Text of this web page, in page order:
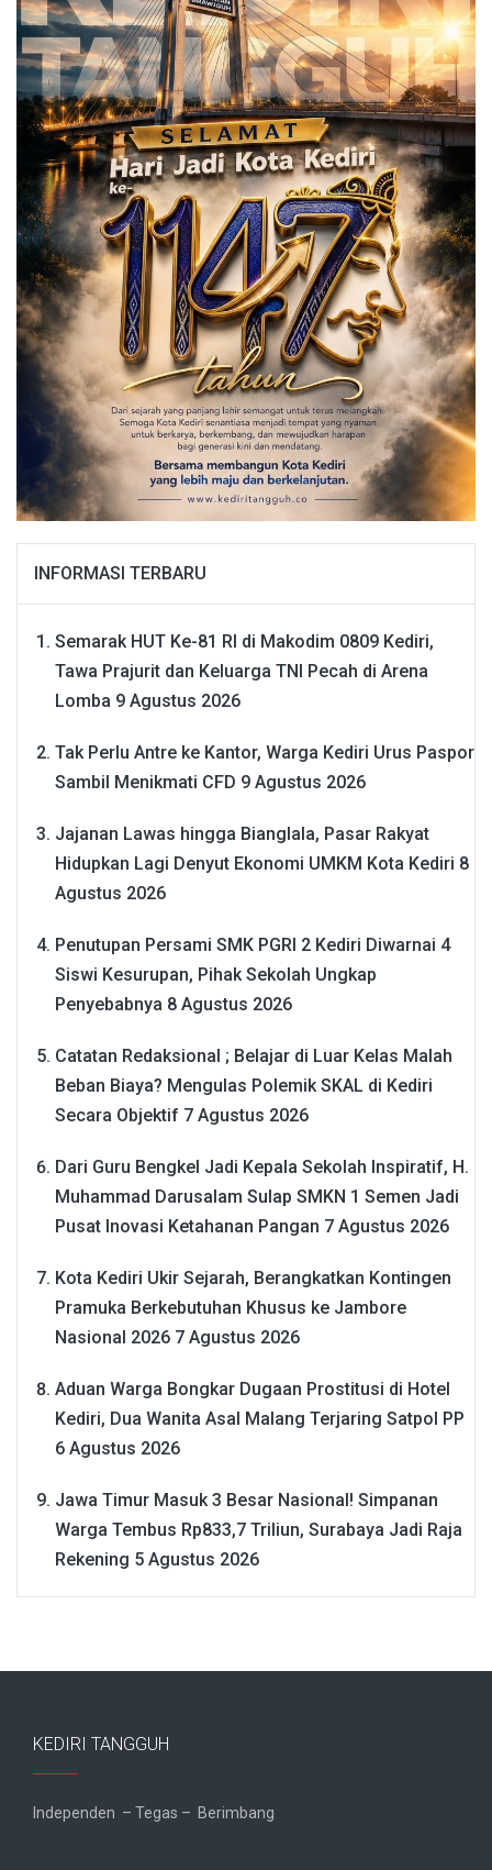
INFORMASI TERBARU
Semarak HUT Ke-81 RI di Makodim 0809 Kediri,
Tawa Prajurit dan Keluarga TNI Pecah di Arena
Lomba 9 Agustus 2026
Tak Perlu Antre ke Kantor, Warga Kediri Urus Paspor
Sambil Menikmati CFD 9 Agustus 2026
Jajanan Lawas hingga Bianglala, Pasar Rakyat
Hidupkan Lagi Denyut Ekonomi UMKM Kota Kediri 8
Agustus 2026
Penutupan Persami SMK PGRI 2 Kediri Diwarnai 4
Siswi Kesurupan, Pihak Sekolah Ungkap
Penyebabnya 8 Agustus 2026
Catatan Redaksional ; Belajar di Luar Kelas Malah
Beban Biaya? Mengulas Polemik SKAL di Kediri
Secara Objektif 7 Agustus 2026
Dari Guru Bengkel Jadi Kepala Sekolah Inspiratif, H.
Muhammad Darusalam Sulap SMKN 1 Semen Jadi
Pusat Inovasi Ketahanan Pangan 7 Agustus 2026
Kota Kediri Ukir Sejarah, Berangkatkan Kontingen
Pramuka Berkebutuhan Khusus ke Jambore
Nasional 2026 7 Agustus 2026
Aduan Warga Bongkar Dugaan Prostitusi di Hotel
Kediri, Dua Wanita Asal Malang Terjaring Satpol PP
6 Agustus 2026
Jawa Timur Masuk 3 Besar Nasional! Simpanan
Warga Tembus Rp833,7 Triliun, Surabaya Jadi Raja
Rekening 5 Agustus 2026
KEDIRI TANGGUH
Independen – Tegas – Berimbang